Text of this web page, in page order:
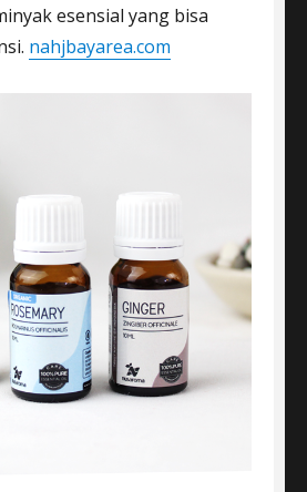
esensial yang bisa
nahjbayarea.com